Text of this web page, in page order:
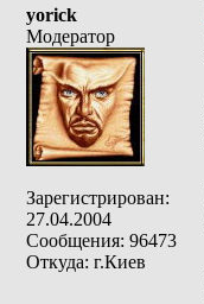
yorick
Модератор
Зарегистрирован:
27.04.2004
Сообщения: 96473
Откуда: г.Киев